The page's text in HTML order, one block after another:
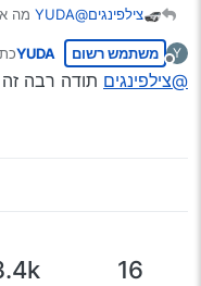
צילפינגים@YUDA
מה
אני יש לי את
אם אתה רוצה
Y
מנותק
משתמש רשום YUDA
@צילפינגים תודה רבה
16